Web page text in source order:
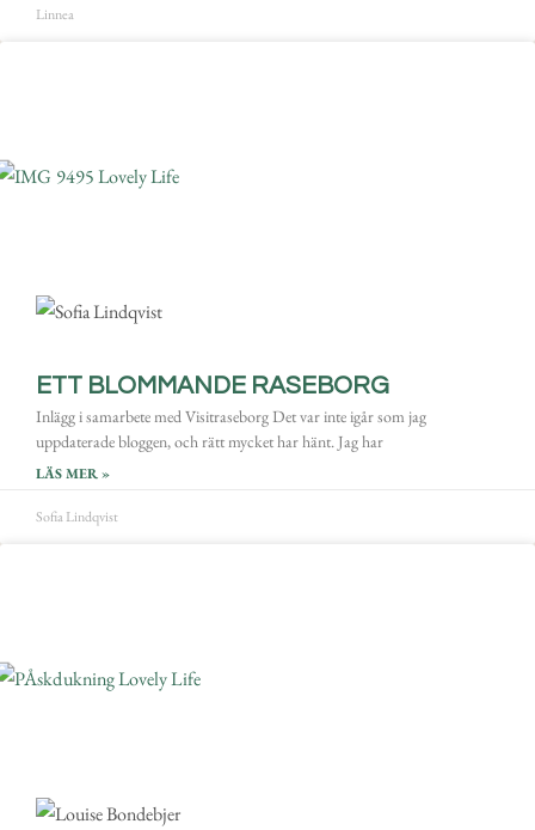
Linnea
ETT BLOMMANDE RASEBORG
Inlägg i samarbete med Visitraseborg Det var inte igår som jag
uppdaterade bloggen, och rätt mycket har hänt. Jag har
LÄS MER »
Sofia Lindqvist